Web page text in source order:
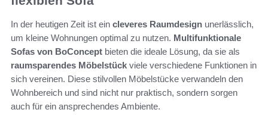
In der heutigen Zeit ist ein cleveres Raumdesign unerlässlich,
um kleine Wohnungen optimal zu nutzen. Multifunktionale
Sofas von BoConcept bieten die ideale Lösung, da sie als
raumsparendes Möbelstück viele verschiedene Funktionen in
sich vereinen. Diese stilvollen Möbelstücke verwandeln den
Wohnbereich und sind nicht nur praktisch, sondern sorgen
auch für ein ansprechendes Ambiente.